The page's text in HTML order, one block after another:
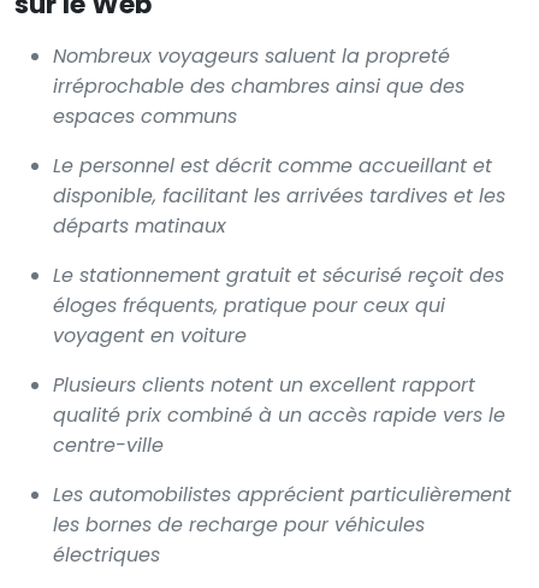
Nombreux voyageurs saluent la propreté
irréprochable des chambres ainsi que des
espaces communs
Le personnel est décrit comme accueillant et
disponible, facilitant les arrivées tardives et les
départs matinaux
Le stationnement gratuit et sécurisé reçoit des
éloges fréquents, pratique pour ceux qui
voyagent en voiture
Plusieurs clients notent un excellent rapport
qualité prix combiné à un accès rapide vers le
centre-ville
Les automobilistes apprécient particulièrement
les bornes de recharge pour véhicules
électriques